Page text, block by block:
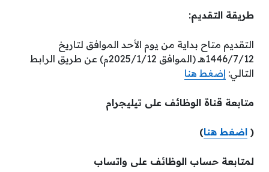
طريقة التقديم:
التقديم متاح بداية من يوم الأحد الموافق لتاريخ
1446/7/12هـ (الموافق 2025/1/12م) عن طريق الرابط
التالي: إضغط هنا
متابعة قناة الوظائف على تيليجرام
( اضغط هنا)
لمتابعة حساب الوظائف على واتساب